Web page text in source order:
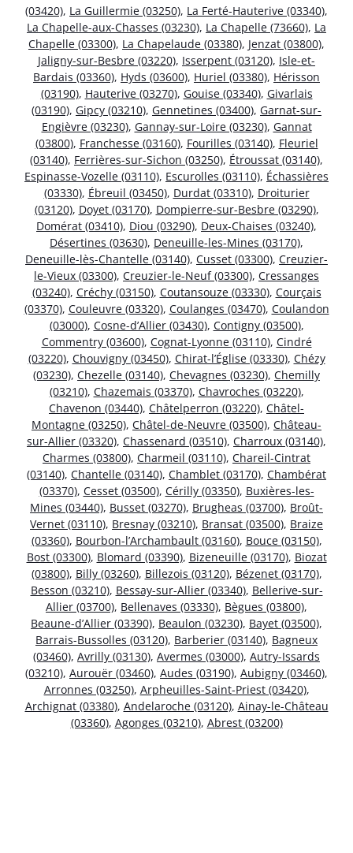
(03420), La Guillermie (03250), La Ferté-Hauterive (03340),
La Chapelle-aux-Chasses (03230), La Chapelle (73660), La
Chapelle (03300), La Chapelaude (03380), Jenzat (03800),
Jaligny-sur-Besbre (03220), Isserpent (03120), Isle-et-
Bardais (03360), Hyds (03600), Huriel (03380), Hérisson
(03190), Hauterive (03270), Gouise (03340), Givarlais
(03190), Gipcy (03210), Gennetines (03400), Garnat-sur-
Engièvre (03230), Gannay-sur-Loire (03230), Gannat
(03800), Franchesse (03160), Fourilles (03140), Fleuriel
(03140), Ferrières-sur-Sichon (03250), Étroussat (03140),
Espinasse-Vozelle (03110), Escurolles (03110), Échassières
(03330), Ébreuil (03450), Durdat (03310), Droiturier
(03120), Doyet (03170), Dompierre-sur-Besbre (03290),
Domérat (03410), Diou (03290), Deux-Chaises (03240),
Désertines (03630), Deneuille-les-Mines (03170),
Deneuille-lès-Chantelle (03140), Cusset (03300), Creuzier-
le-Vieux (03300), Creuzier-le-Neuf (03300), Cressanges
(03240), Créchy (03150), Coutansouze (03330), Courçais
(03370), Couleuvre (03320), Coulanges (03470), Coulandon
(03000), Cosne-d’Allier (03430), Contigny (03500),
Commentry (03600), Cognat-Lyonne (03110), Cindré
(03220), Chouvigny (03450), Chirat-l’Église (03330), Chézy
(03230), Chezelle (03140), Chevagnes (03230), Chemilly
(03210), Chazemais (03370), Chavroches (03220),
Chavenon (03440), Châtelperron (03220), Châtel-
Montagne (03250), Châtel-de-Neuvre (03500), Château-
sur-Allier (03320), Chassenard (03510), Charroux (03140),
Charmes (03800), Charmeil (03110), Chareil-Cintrat
(03140), Chantelle (03140), Chamblet (03170), Chambérat
(03370), Cesset (03500), Cérilly (03350), Buxières-les-
Mines (03440), Busset (03270), Brugheas (03700), Broût-
Vernet (03110), Bresnay (03210), Bransat (03500), Braize
(03360), Bourbon-l’Archambault (03160), Bouce (03150),
Bost (03300), Blomard (03390), Bizeneuille (03170), Biozat
(03800), Billy (03260), Billezois (03120), Bézenet (03170),
Besson (03210), Bessay-sur-Allier (03340), Bellerive-sur-
Allier (03700), Bellenaves (03330), Bègues (03800),
Beaune-d’Allier (03390), Beaulon (03230), Bayet (03500),
Barrais-Bussolles (03120), Barberier (03140), Bagneux
(03460), Avrilly (03130), Avermes (03000), Autry-Issards
(03210), Aurouër (03460), Audes (03190), Aubigny (03460),
Arronnes (03250), Arpheuilles-Saint-Priest (03420),
Archignat (03380), Andelaroche (03120), Ainay-le-Château
(03360), Agonges (03210), Abrest (03200)